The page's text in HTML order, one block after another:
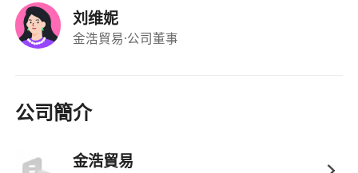
5日工作制）。
刘维妮
金浩貿易·公司董事
公司簡介
金浩貿易